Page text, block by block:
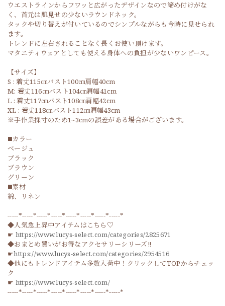
ウエストラインからフワッと広がったデザインなので締め付けがな
く、首元は肌見せの少ないラウンドネック。
タックや切り替えが付いているのでシンプルながらも今時に見せられ
ます。
トレンドに左右されることなく長くお使い頂けます。
マタニティウェアとしても使える身体への負担が少ないワンピース。
【サイズ】
S : 着丈115㎝バスト100㎝肩幅40cm
M: 着丈116㎝バスト104㎝肩幅41cm
L : 着丈117㎝バスト108㎝肩幅42cm
XL : 着丈118㎝バスト112㎝肩幅43cm
※手作業採寸のため1~3cmの誤差がある場合がございます。
◼️カラー
ベージュ
ブラック
ブラウン
グリーン
◼️素材
綿、リネン
-----*-----*-----*-----*-----*-----*-----*-----*
◆人気急上昇中アイテムはこちら♡
☛ https://www.lucys-select.com/categories/2825671
◆おまとめ買いがお得なアクセサリーシリーズ‼
☛https://www.lucys-select.com/categories/2954516
◆他にもトレンドアイテム多数入荷中！クリックしてTOPからチェッ
ク
☛ https://www.lucys-select.com/
-----*-----*-----*-----*-----*-----*-----*-----*